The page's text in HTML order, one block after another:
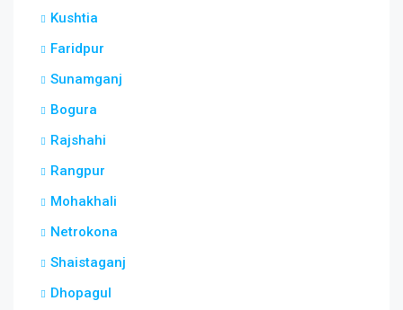
Kushtia
Faridpur
Sunamganj
Bogura
Rajshahi
Rangpur
Mohakhali
Netrokona
Shaistaganj
Dhopagul